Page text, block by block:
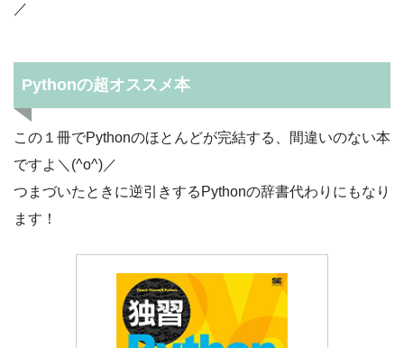
／
Pythonの超オススメ本
この１冊でPythonのほとんどが完結する、間違いのない本
ですよ＼(^o^)／
つまづいたときに逆引きするPythonの辞書代わりにもなり
ます！